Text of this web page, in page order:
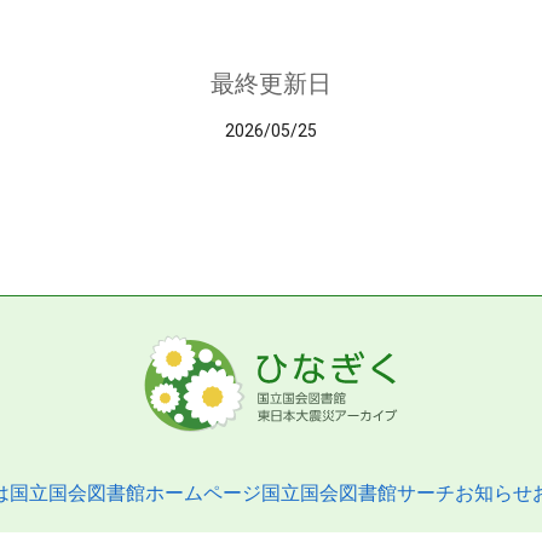
最終更新日
2026/05/25
国立国会図書館ホームページ国立国会図書館サーチお知らせ